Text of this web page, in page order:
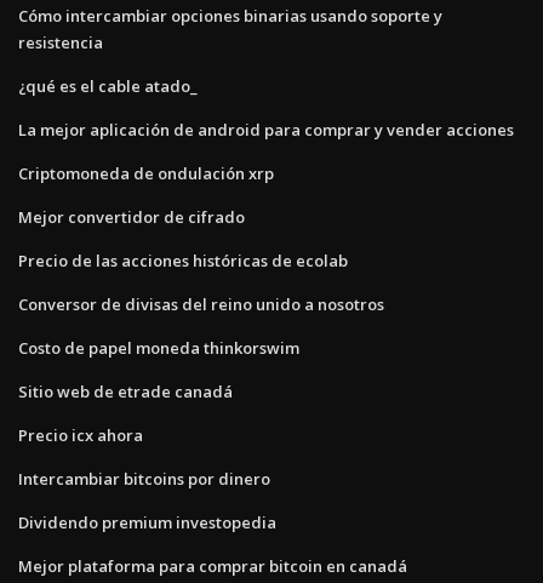
Cómo intercambiar opciones binarias usando soporte y
resistencia
¿qué es el cable atado_
La mejor aplicación de android para comprar y vender acciones
Criptomoneda de ondulación xrp
Mejor convertidor de cifrado
Precio de las acciones históricas de ecolab
Conversor de divisas del reino unido a nosotros
Costo de papel moneda thinkorswim
Sitio web de etrade canadá
Precio icx ahora
Intercambiar bitcoins por dinero
Dividendo premium investopedia
Mejor plataforma para comprar bitcoin en canadá